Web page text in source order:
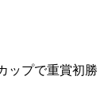
ップで重賞初勝